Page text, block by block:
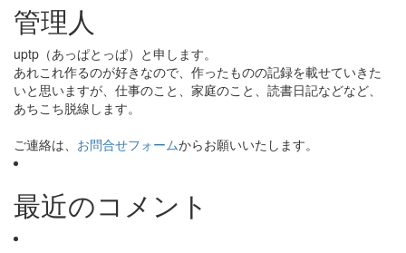
管理人
uptp（あっぱとっぱ）と申します。
あれこれ作るのが好きなので、作ったものの記録を載せていきた
いと思いますが、仕事のこと、家庭のこと、読書日記などなど、
あちこち脱線します。
ご連絡は、 お問合せフォームからお願いいたします。
最近のコメント